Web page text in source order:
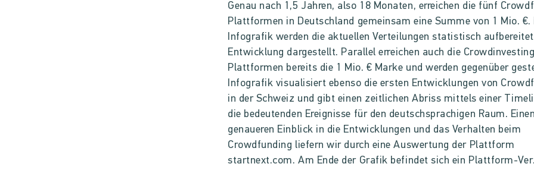
Genau nach 1,5 Jahren, also 18 Monaten, erreichen die fünf
Plattformen in Deutschland gemeinsam eine Summe von 1 Mio. €.
Infografik werden die aktuellen Verteilungen statistisch
Entwicklung dargestellt. Parallel erreichen auch die
Plattformen bereits die 1 Mio. € Marke und werden gegenüber
Infografik visualisiert ebenso die ersten Entwicklungen von
in der Schweiz und gibt einen zeitlichen Abriss mittels einer
die bedeutenden Ereignisse für den deutschsprachigen Raum. Einen
genaueren Einblick in die Entwicklungen und das Verhalten beim
Crowdfunding liefern wir durch eine Auswertung der Plattform
startnext.com. Am Ende der Grafik befindet sich ein Plattform-